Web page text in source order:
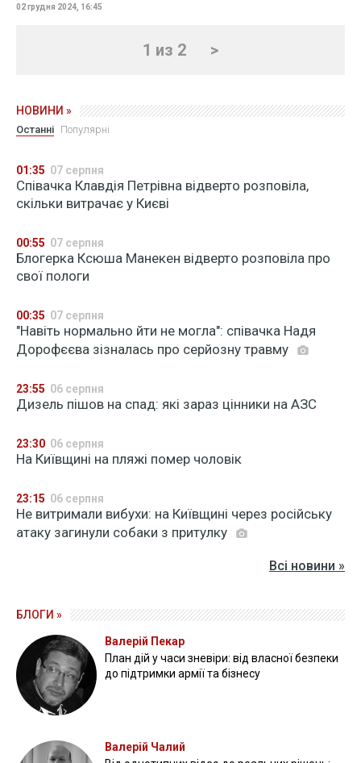
02 грудня 2024, 16:45
1 из 2 >
НОВИНИ »
Останні Популярні
01:35 07 серпня
Співачка Клавдія Петрівна відверто розповіла,
скільки витрачає у Києві
00:55 07 серпня
Блогерка Ксюша Манекен відверто розповіла про
свої пологи
00:35 07 серпня
"Навіть нормально йти не могла": співачка Надя
Дорофєєва зізналась про серйозну травму
23:55 06 серпня
Дизель пішов на спад: які зараз цінники на АЗС
23:30 06 серпня
На Київщині на пляжі помер чоловік
23:15 06 серпня
Не витримали вибухи: на Київщині через російську
атаку загинули собаки з притулку
Всі новини »
БЛОГИ »
Валерій Пекар
План дій у часи зневіри: від власної безпеки
до підтримки армії та бізнесу
Валерій Чалий